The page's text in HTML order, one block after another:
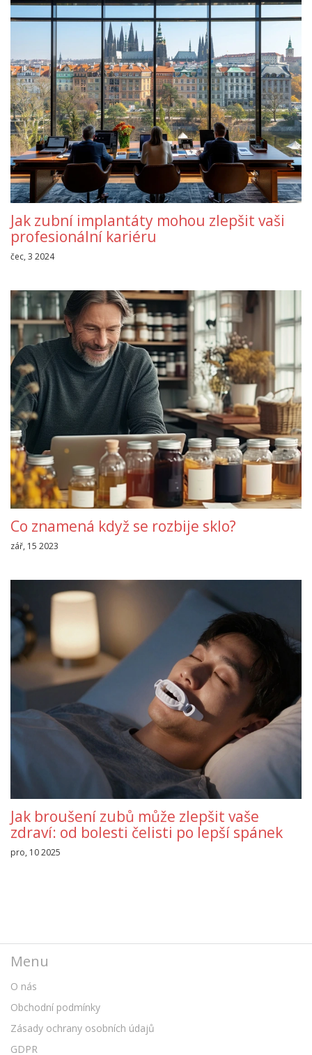
Jak zubní implantáty mohou zlepšit vaši
profesionální kariéru
čec, 3 2024
Co znamená když se rozbije sklo?
zář, 15 2023
Jak broušení zubů může zlepšit vaše
zdraví: od bolesti čelisti po lepší spánek
pro, 10 2025
Menu
O nás
Obchodní podmínky
Zásady ochrany osobních údajů
GDPR